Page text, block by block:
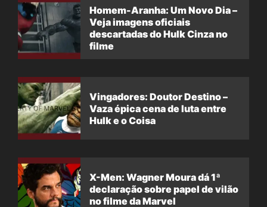
Homem-Aranha: Um Novo Dia –
Veja imagens oficiais
descartadas do Hulk Cinza no
filme
Vingadores: Doutor Destino –
Vaza épica cena de luta entre
Hulk e o Coisa
X-Men: Wagner Moura dá 1ª
declaração sobre papel de vilão
no filme da Marvel